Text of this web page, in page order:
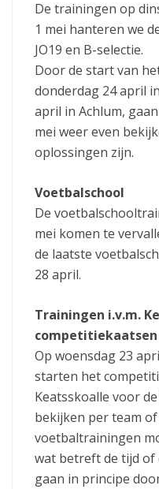
De trainingen op
1 mei hanteren we
JO19 en B-selectie.
Door de start van
donderdag 24 april
april in Achlum,
mei weer even
oplossingen zijn.
Voetbalschool
De
mei komen te
de laatste
28 april.
Trainingen i.v.m.
Op woensdag 23
starten het
Keatsskoalle voor
bekijken per team
voetbaltrainingen
wat betreft de tijd of
gaan in principe